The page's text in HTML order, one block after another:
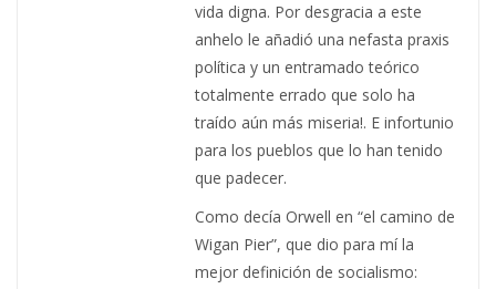
vida digna. Por desgracia a este
anhelo le añadió una nefasta praxis
política y un entramado teórico
totalmente errado que solo ha
traído aún más miseria!. E infortunio
para los pueblos que lo han tenido
que padecer.
Como decía Orwell en “el camino de
Wigan Pier”, que dio para mí la
mejor definición de socialismo: